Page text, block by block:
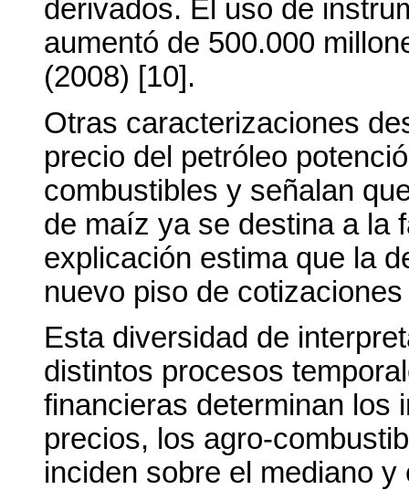
derivados. El uso de
aumentó de 500.000
(2008) [10].
Otras caracterizaciones
precio del petróleo
combustibles y señalan
de maíz ya se destina a la
explicación estima que la
nuevo piso de
Esta diversidad de
distintos procesos
financieras determinan los
precios, los agro-
inciden sobre el mediano y